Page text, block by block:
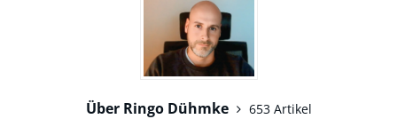
Über Ringo Dühmke
653 Artikel